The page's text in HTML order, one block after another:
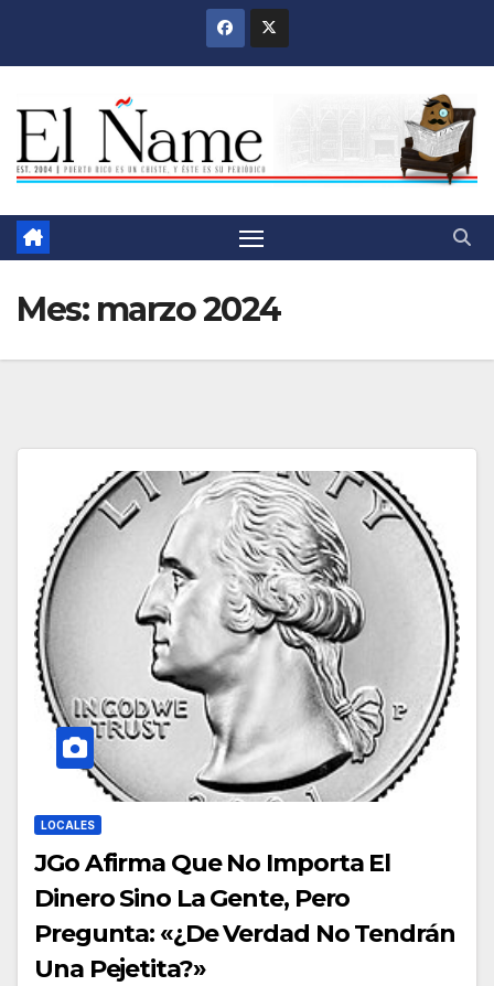
Mes: marzo 2024
LOCALES
JGo Afirma Que No Importa El
Dinero Sino La Gente, Pero
Pregunta: «¿De Verdad No Tendrán
Una Pejetita?»